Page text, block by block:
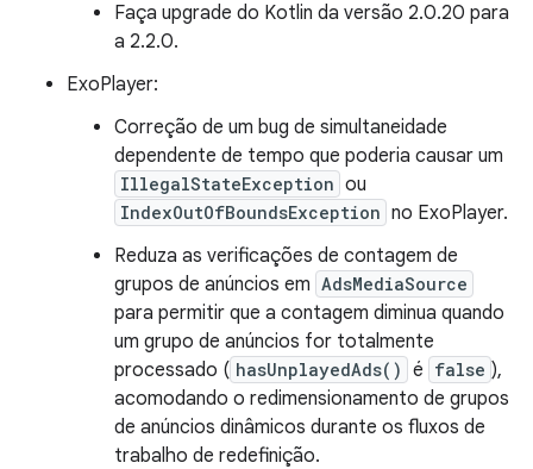
Faça upgrade do Kotlin da versão 2.0.20 para
a 2.2.0.
ExoPlayer:
Correção de um bug de simultaneidade
dependente de tempo que poderia causar um
IllegalStateException ou
IndexOutOfBoundsException no ExoPlayer.
Reduza as verificações de contagem de
grupos de anúncios em AdsMediaSource
para permitir que a contagem diminua quando
um grupo de anúncios for totalmente
processado ( hasUnplayedAds() é false ),
acomodando o redimensionamento de grupos
de anúncios dinâmicos durante os fluxos de
trabalho de redefinição.